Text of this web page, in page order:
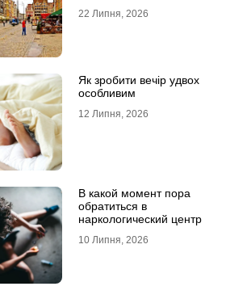
22 Липня, 2026
Як зробити вечір удвох
особливим
12 Липня, 2026
В какой момент пора
обратиться в
наркологический центр
10 Липня, 2026